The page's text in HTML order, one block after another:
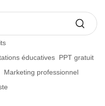
éducatives PPT gratuit
Marketing professionnel